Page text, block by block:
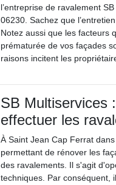
l’entreprise de ravalement
06230. Sachez que
Notez aussi que les facteurs
prématurée de vos façades
raisons incitent les
SB Multiservices
effectuer les
À Saint Jean Cap Ferrat
permettant de rénover les
des ravalements. Il s'agit
techniques. Par conséquent,